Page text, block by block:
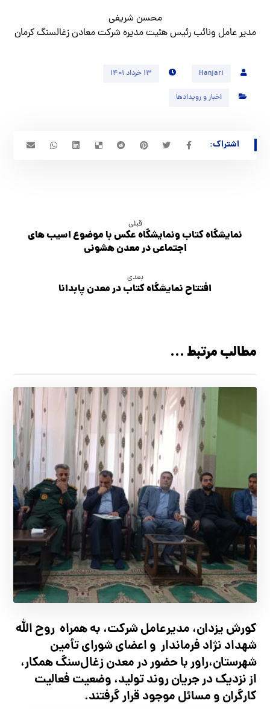
محسن شریفی
مدیر عامل ونائب رئیس هئیت مدیره شرکت معادن زغالسنگ کرمان
Hanjari ۱۳ خرداد ۱۴۰۱
اخبار و رویدادها
قبلی
نمايشگاه كتاب ونمايشگاه عكس با موضوع اسيب هاي
اجتماعي در معدن هشوني
بعدی
افتتاح نمايشگاه كتاب در معدن پابدانا
مطالب مرتبط ...
کورش یزدان، مدیرعامل شرکت، به همراه روح الله
شهداد نژاد فرماندار و اعضای شورای تأ‌مین
شهرستان،راور با حضور در معدن زغال‌سنگ همکار،
از نزدیک در جریان روند تولید، وضعیت فعالیت
کارگران و مسائل موجود قرار گرفتند.